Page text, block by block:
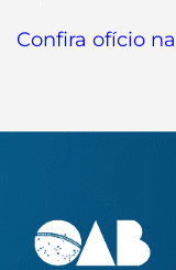
Confira ofício